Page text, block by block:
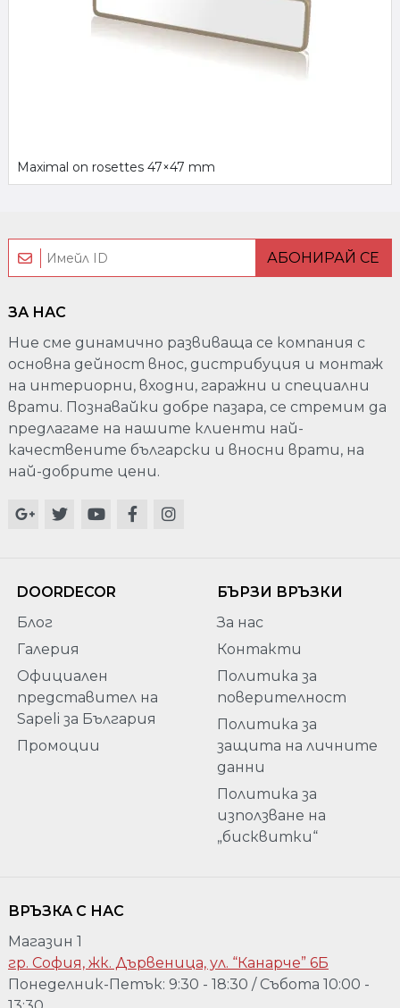
Maximal on rosettes 47×47 mm
АБОНИРАЙ СЕ
ЗА НАС
Ние сме динамично развиваща се компания с
основна дейност внос, дистрибуция и монтаж
на интериорни, входни, гаражни и специални
врати. Познавайки добре пазара, се стремим да
предлагаме на нашите клиенти най-
качествените български и вносни врати, на
най-добрите цени.
DOORDECOR
Блог
Галерия
Официален
представител на
Sapeli за България
Промоции
БЪРЗИ ВРЪЗКИ
За нас
Контакти
Политика за
поверителност
Политика за
защита на личните
данни
Политика за
използване на
„бисквитки“
ВРЪЗКА С НАС
Магазин 1
гр. София, жк. Дървеница, ул. “Канарче” 6Б
Понеделник-Петък: 9:30 - 18:30 / Събота 10:00 -